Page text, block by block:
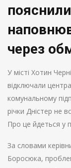
через
У місті Хотин
відключали
комунальному
річки Дністер не
Про це йдеться у
За словами
Боросюка,